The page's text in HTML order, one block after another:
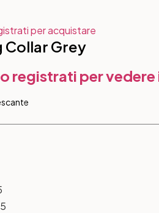
per acquistare
Collar Grey
registrati per vedere